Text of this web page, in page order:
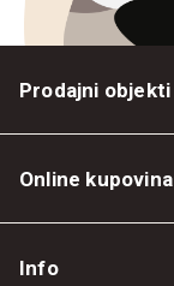
Prodajni objekti
Online kupovina
Info